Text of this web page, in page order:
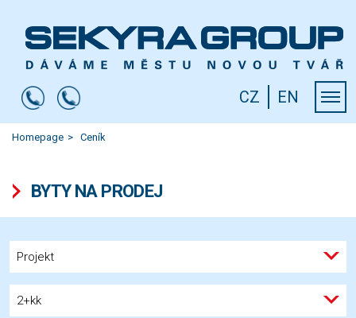
CZ EN
Homepage Ceník
BYTY NA PRODEJ
Projekt
2+kk